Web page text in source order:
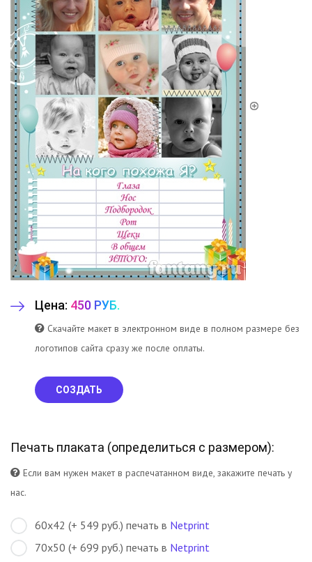
Цена: 450 РУБ.
Скачайте макет в электронном виде в полном размере без
логотипов сайта сразу же после оплаты.
СОЗДАТЬ
Печать плаката (определиться с размером):
Если вам нужен макет в распечатанном виде, закажите печать у
нас.
60х42 (+ 549 руб.) печать в Netprint
70х50 (+ 699 руб.) печать в Netprint